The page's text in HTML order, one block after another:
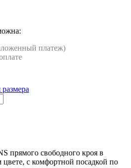
платеж)
прямого свободного кроя в
с комфортной посадкой по